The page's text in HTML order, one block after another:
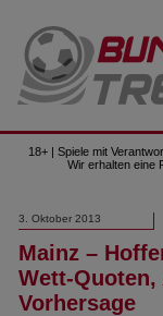
18+ | Spiele mit
Wir erhalten eine
3. Oktober 2013
Mainz –
Wett-
Vorhersage